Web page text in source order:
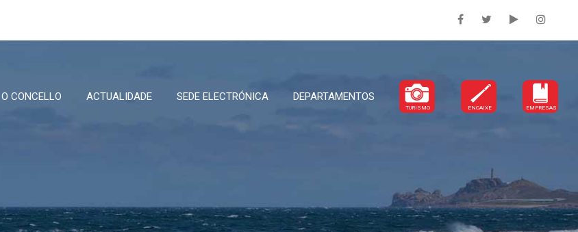
O CONCELLO ACTUALIDADE SEDE ELECTRÓNICA DEPARTAMENTOS
TURISMO ENCAIXE EMPRESAS